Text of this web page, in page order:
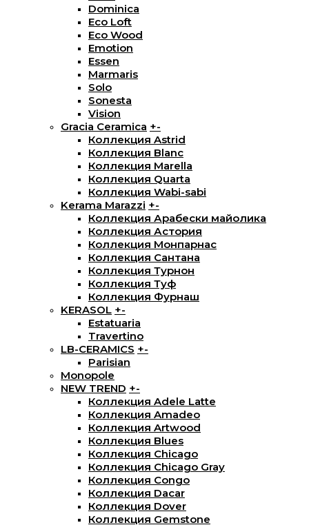
Dominica
Eco Loft
Eco Wood
Emotion
Essen
Marmaris
Solo
Sonesta
Vision
Gracia Ceramica +-
Коллекция Astrid
Коллекция Blanc
Коллекция Marella
Коллекция Quarta
Коллекция Wabi-sabi
Kerama Marazzi +-
Коллекция Арабески майолика
Коллекция Астория
Коллекция Монпарнас
Коллекция Сантана
Коллекция Турнон
Коллекция Туф
Коллекция Фурнаш
KERASOL +-
Estatuaria
Travertino
LB-CERAMICS +-
Parisian
Monopole
NEW TREND +-
Коллекция Adele Latte
Коллекция Amadeo
Коллекция Artwood
Коллекция Blues
Коллекция Chicago
Коллекция Chicago Gray
Коллекция Congo
Коллекция Dacar
Коллекция Dover
Коллекция Gemstone